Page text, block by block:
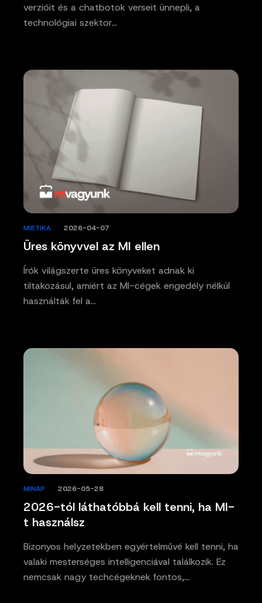
verzióit és a chatbotok verseit ünnepli, a
technológiai szektor…
Üres könyvvel az MI ellen
MIETIKA 2026-04-07
Írók világszerte üres könyveket adnak ki
tiltakozásul, amiért az MI-cégek engedély nélkül
használták fel a…
2026-tól láthatóbbá kell tenni, ha MI-
t használsz
MINAP 2026-05-28
Bizonyos helyzetekben egyértelművé kell tenni, ha
valaki mesterséges intelligenciával találkozik. Ez
nemcsak nagy techcégeknek fontos,…